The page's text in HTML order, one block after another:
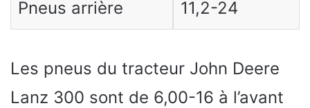
Pneus arrière 11,2-24
Les pneus du tracteur John Deere
Lanz 300 sont de 6,00-16 à l’avant